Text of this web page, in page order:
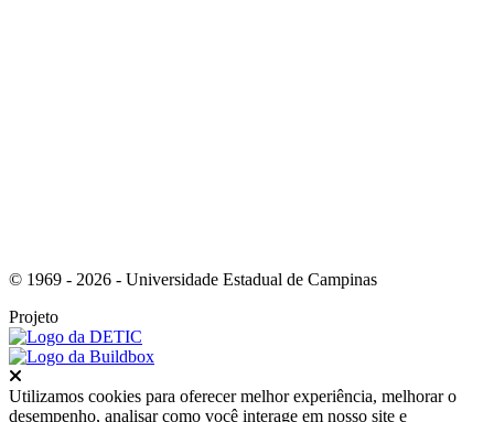
© 1969 - 2026 - Universidade Estadual de Campinas
Projeto
Utilizamos cookies para oferecer melhor experiência, melhorar o
desempenho, analisar como você interage em nosso site e